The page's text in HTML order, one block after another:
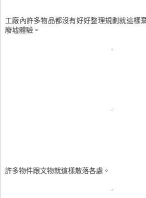
工廠內許多物品都沒有好好整理規劃就這樣
廢墟體驗。
許多物件跟文物就這樣散落各處。